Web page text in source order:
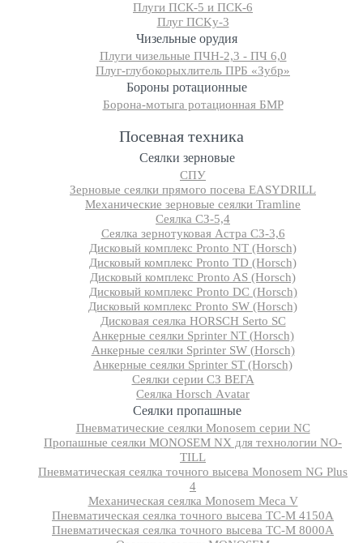
Плуги ПСК-5 и ПСК-6
Плуг ПCKу-3
Чизельные орудия
Плуги чизельные ПЧН-2,3 - ПЧ 6,0
Плуг-глубокорыхлитель ПРБ «Зубр»
Бороны ротационные
Борона-мотыга ротационная БМР
Посевная техника
Сеялки зерновые
СПУ
Зерновые сеялки прямого посева EASYDRILL
Механические зерновые сеялки Tramline
Сеялка СЗ-5,4
Сеялка зернотуковая Астра СЗ-3,6
Дисковый комплекс Pronto NT (Horsch)
Дисковый комплекс Pronto TD (Horsch)
Дисковый комплекс Pronto AS (Horsch)
Дисковый комплекс Pronto DC (Horsch)
Дисковый комплекс Pronto SW (Horsch)
Дисковая сеялка HORSCH Serto SC
Анкерные сеялки Sprinter NT (Horsch)
Анкерные сеялки Sprinter SW (Horsch)
Анкерные сеялки Sprinter ST (Horsch)
Сеялки серии СЗ ВЕГА
Сеялка Horsch Аvatar
Сеялки пропашные
Пневматические сеялки Monosem серии NC
Пропашные сеялки MONOSEM NX для технологии NO-
TILL
Пневматическая сеялка точного высева Monosem NG Plus
4
Механическая сеялка Monosem Meca V
Пневматическая сеялка точного высева ТС-М 4150A
Пневматическая сеялка точного высева ТС-М 8000A